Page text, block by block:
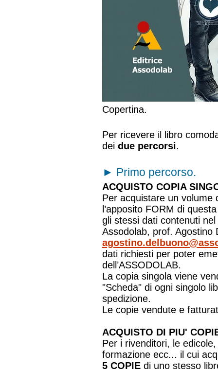
Copertina.
Per ricevere il libro
dei due percorsi.
► Primo percorso.
ACQUISTO COPIA
Per acquistare un volume
l’apposito FORM di
gli stessi dati contenuti
Assodolab, prof. Agostino
dati richiesti per poter
dell’ASSODOLAB.
La copia singola viene
"Scheda" di ogni singolo
spedizione.
Le copie vendute e
ACQUISTO DI PIU'
Per i rivenditori, le
formazione ecc... il cui
5 COPIE di uno stesso